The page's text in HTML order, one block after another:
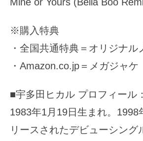
※購入特典
・全国共通特典＝オリジナル
・Amazon.co.jp＝メガジャケ
■宇多田ヒカル プロフィール：
1983年1月19日生まれ。1998
リースされたデビューシング